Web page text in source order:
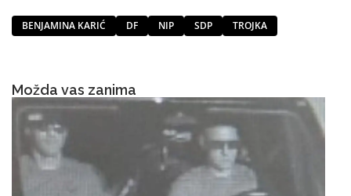
BENJAMINA KARIĆ DF NIP SDP TROJKA
Možda vas zanima